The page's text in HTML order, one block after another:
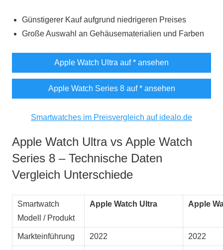
Günstigerer Kauf aufgrund niedrigeren Preises
Große Auswahl an Gehäusematerialien und Farben
Apple Watch Ultra auf* ansehen
Apple Watch Series 8 auf* ansehen
Smartwatches im Preisvergleich auf idealo.de
Apple Watch Ultra vs Apple Watch
Series 8 – Technische Daten
Vergleich Unterschiede
Smartwatch
Modell / Produkt
Apple Watch Ultra Apple
Markteinführung 2022 2022